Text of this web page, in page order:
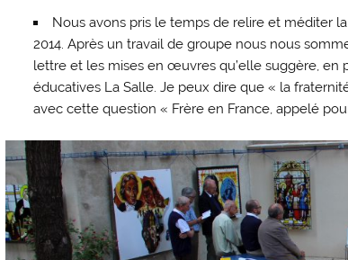
Nous avons pris le temps de relire et méditer
2014. Après un travail de groupe nous nous
lettre et les mises en œuvres qu’elle suggère, en
éducatives La Salle. Je peux dire que « la
avec cette question « Frère en France, appelé